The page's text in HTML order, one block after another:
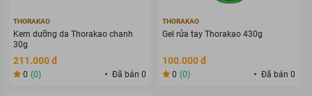
THORAKAO
Kem dưỡng da Thorakao chanh
30g
211.000 đ
0 (0) Đã bán 0
THORAKAO
Gel rửa tay Thorakao 430g
100.000 đ
0 (0) Đã bán 0